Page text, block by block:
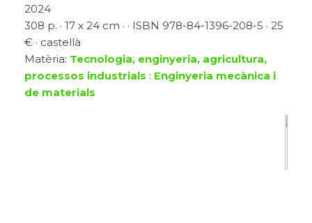
2024
308 p. · 17 x 24 cm · · ISBN 978-84-1396-208-5 · 25
€ · castellà
Matèria: Tecnologia, enginyeria, agricultura,
processos industrials : Enginyeria mecànica i
de materials